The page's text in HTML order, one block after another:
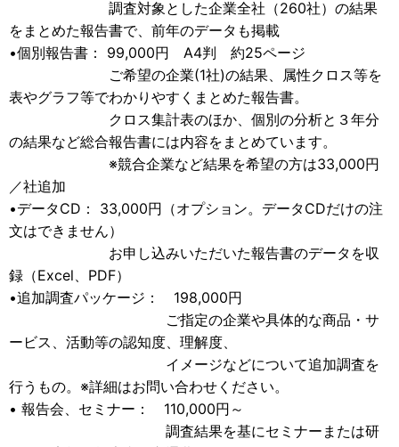
調査対象とした企業全社（260社）の結果
をまとめた報告書で、前年のデータも掲載
•個別報告書： 99,000円 A4判 約25ページ
ご希望の企業(1社)の結果、属性クロス等を
表やグラフ等でわかりやすくまとめた報告書。
クロス集計表のほか、個別の分析と３年分
の結果など総合報告書には内容をまとめています。
※競合企業など結果を希望の方は33,000円
／社追加
•データCD： 33,000円（オプション。データCDだけの注
文はできません）
お申し込みいただいた報告書のデータを収
録（Excel、PDF）
•追加調査パッケージ： 198,000円
ご指定の企業や具体的な商品・サ
ービス、活動等の認知度、理解度、
イメージなどについて追加調査を
行うもの。※詳細はお問い合わせください。
• 報告会、セミナー： 110,000円～
調査結果を基にセミナーまたは研